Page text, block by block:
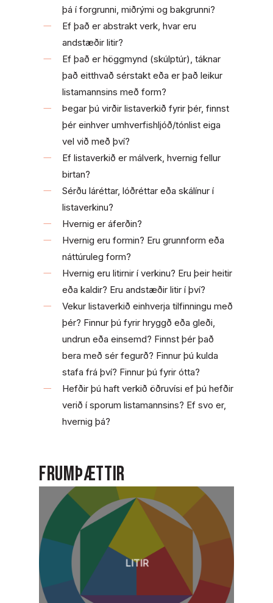
þá í forgrunni, miðrými og bakgrunni?
Ef það er abstrakt verk, hvar eru
andstæðir litir?
Ef það er höggmynd (skúlptúr), táknar
það eitthvað sérstakt eða er það leikur
listamannsins með form?
Þegar þú virðir listaverkið fyrir þér, finnst
þér einhver umhverfishljóð/tónlist eiga
vel við með því?
Ef listaverkið er málverk, hvernig fellur
birtan?
Sérðu láréttar, lóðréttar eða skálínur í
listaverkinu?
Hvernig er áferðin?
Hvernig eru formin? Eru grunnform eða
náttúruleg form?
Hvernig eru litirnir í verkinu? Eru þeir heitir
eða kaldir? Eru andstæðir litir í því?
Vekur listaverkið einhverja tilfinningu með
þér? Finnur þú fyrir hryggð eða gleði,
undrun eða einsemd? Finnst þér það
bera með sér fegurð? Finnur þú kulda
stafa frá því? Finnur þú fyrir ótta?
Hefðir þú haft verkið öðruvísi ef þú hefðir
verið í sporum listamannsins? Ef svo er,
hvernig þá?
Frumþættir
LITIR